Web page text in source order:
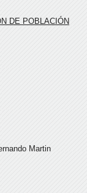
DE POBLACIÓN
Martin